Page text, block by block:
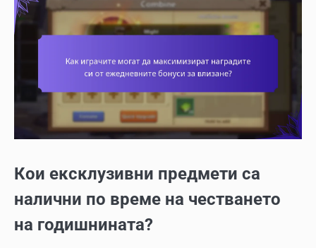
Кои ексклузивни предмети са
налични по време на честването
на годишнината?